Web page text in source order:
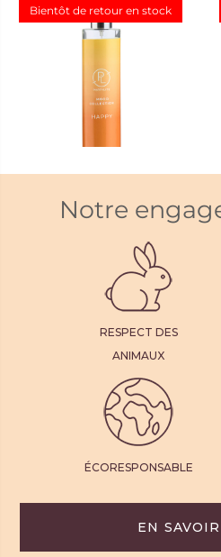
Porte-bougie à réchaud
CHF 49.95
Offre
Bientôt de retour en stock
Spray d’ambiance Mood
2
Notre
RESPECT DES
ANIMAUX
ÉCORESPONSABLE
EN